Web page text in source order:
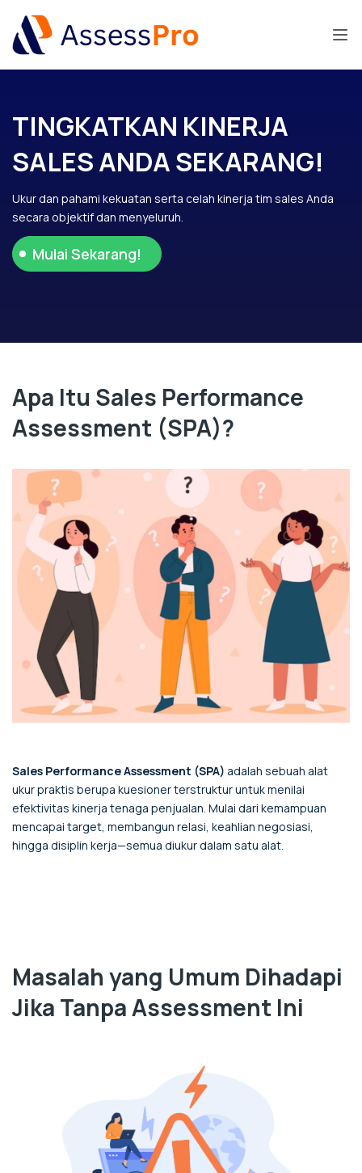
TINGKATKAN KINERJA
SALES ANDA SEKARANG!
Ukur dan pahami kekuatan serta celah kinerja tim sales Anda
secara objektif dan menyeluruh.
Mulai Sekarang!
Apa Itu Sales Performance
Assessment (SPA)?
Sales Performance Assessment (SPA) adalah sebuah alat
ukur praktis berupa kuesioner terstruktur untuk menilai
efektivitas kinerja tenaga penjualan. Mulai dari kemampuan
mencapai target, membangun relasi, keahlian negosiasi,
hingga disiplin kerja—semua diukur dalam satu alat.
Masalah yang Umum Dihadapi
Jika Tanpa Assessment Ini